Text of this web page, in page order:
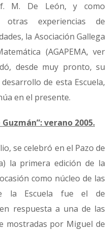
M. De León, y como
experiencias de
la Asociación Gallega
(AGAPEMA, ver
desde muy pronto, su
de esta Escuela,
en el presente.
verano 2005.
se celebró en el Pazo de
la primera edición de la
como núcleo de las
la Escuela fue el de
respuesta a una de las
mostradas por Miguel de